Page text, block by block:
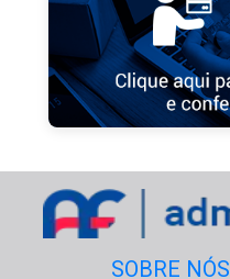
SOBRE NÓS